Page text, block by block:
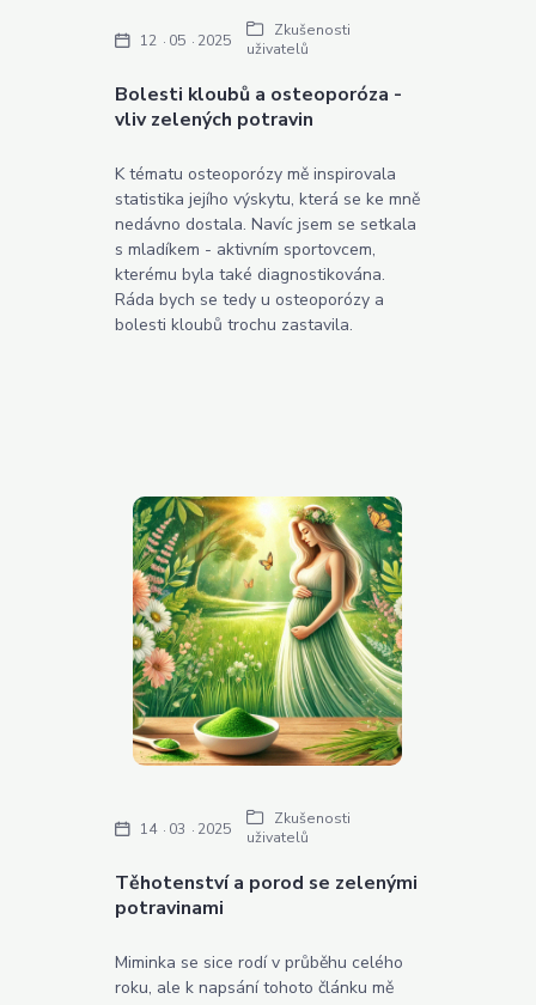
Bolesti kloubů a osteoporóza -
vliv zelených potravin
12 05 2025
Zkušenosti
uživatelů
K tématu osteoporózy mě inspirovala
statistika jejího výskytu, která se ke mně
nedávno dostala. Navíc jsem se setkala
s mladíkem - aktivním sportovcem,
kterému byla také diagnostikována.
Ráda bych se tedy u osteoporózy a
bolesti kloubů trochu zastavila.
Těhotenství a porod se zelenými
potravinami
14 03 2025
Zkušenosti
uživatelů
Miminka se sice rodí v průběhu celého
roku, ale k napsání tohoto článku mě